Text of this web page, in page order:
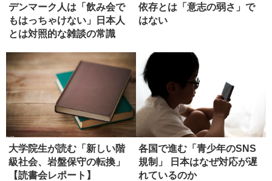
デンマーク人は「飲み会で
もはっちゃけない」日本人
とは対照的な雑談の常識
依存とは「意志の弱さ」で
はない
大学院生が読む「新しい階
級社会、岩盤保守の転換」
【読書会レポート】
各国で進む「青少年のSNS
規制」 日本はなぜ対応が遅
れているのか